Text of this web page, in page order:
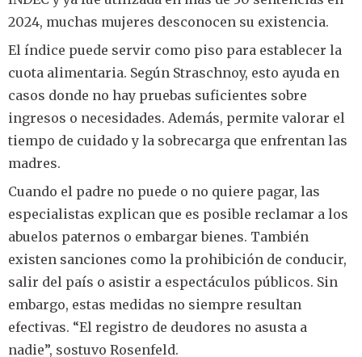
2024, muchas mujeres desconocen su existencia.
El índice puede servir como piso para establecer la
cuota alimentaria. Según Straschnoy, esto ayuda en
casos donde no hay pruebas suficientes sobre
ingresos o necesidades. Además, permite valorar el
tiempo de cuidado y la sobrecarga que enfrentan las
madres.
Cuando el padre no puede o no quiere pagar, las
especialistas explican que es posible reclamar a los
abuelos paternos o embargar bienes. También
existen sanciones como la prohibición de conducir,
salir del país o asistir a espectáculos públicos. Sin
embargo, estas medidas no siempre resultan
efectivas. “El registro de deudores no asusta a
nadie”, sostuvo Rosenfeld.